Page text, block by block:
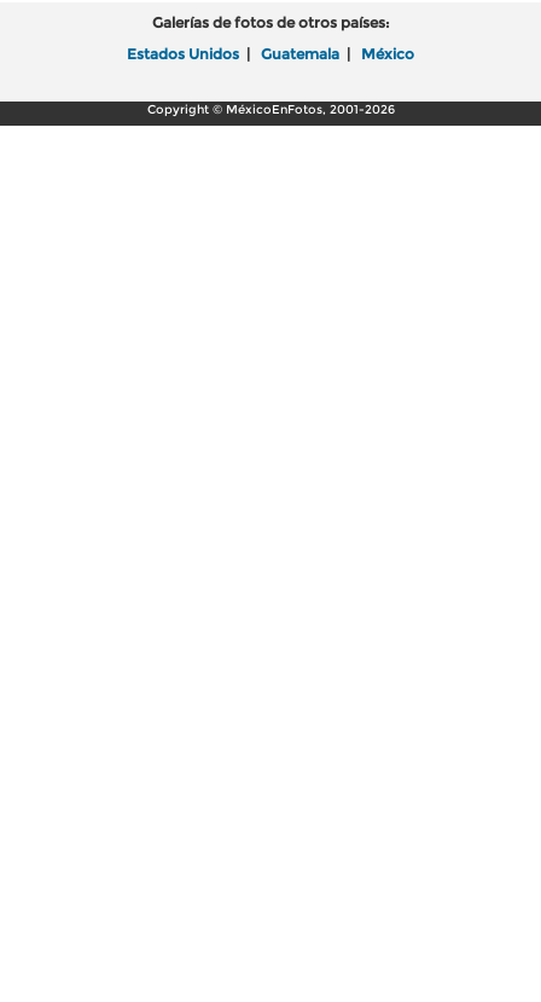
Galerías de fotos de otros países:
Estados Unidos | Guatemala | México
Copyright © MéxicoEnFotos, 2001-2026